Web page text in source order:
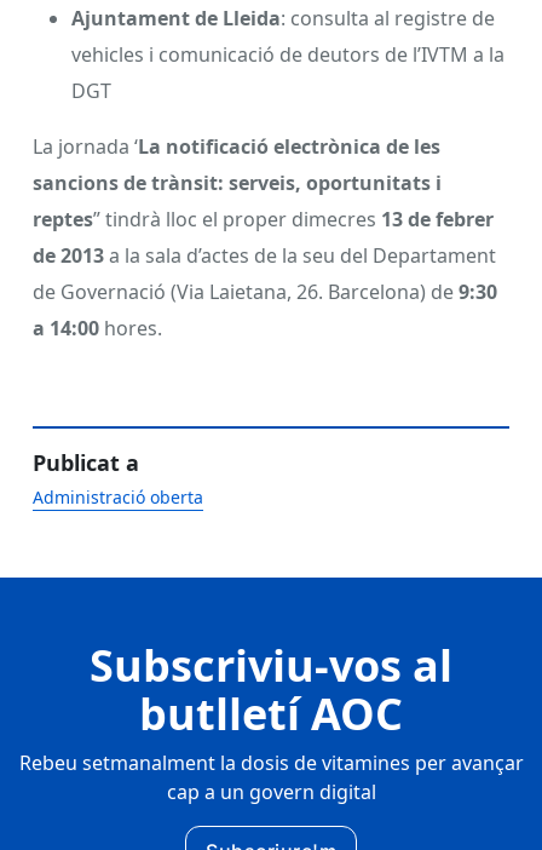
Ajuntament de Lleida: consulta al registre de
vehicles i comunicació de deutors de l’IVTM a la
DGT
La jornada ‘La notificació electrònica de les
sancions de trànsit: serveis, oportunitats i
reptes” tindrà lloc el proper dimecres 13 de febrer
de 2013a la sala d’actes de la seu del Departament
de Governació (Via Laietana, 26. Barcelona) de9:30
a 14:00 hores.
Publicat a
Administració oberta
Subscriviu-vos al
butlletí AOC
Rebeu setmanalment la dosis de vitamines per avançar
cap a un govern digital